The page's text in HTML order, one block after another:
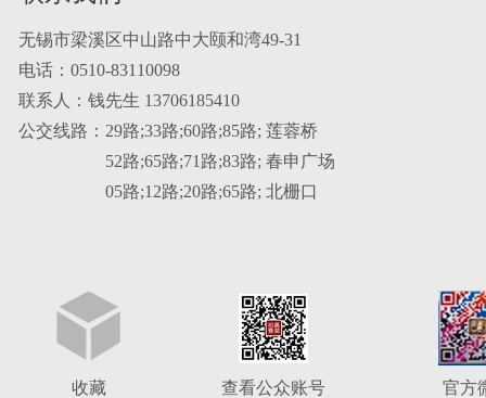
无锡市梁溪区中山路中大颐和湾49-31
电话：0510-83110098
联系人：钱先生 13706185410
公交线路：29路;33路;60路;85路; 莲蓉桥
52路;65路;71路;83路; 春申广场
05路;12路;20路;65路; 北栅口
收藏 查看公众账号 官方